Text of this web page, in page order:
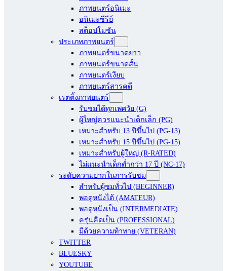
ภาพยนตร์อนิเมะ
อนิเมะซีรีย์
สต็อปโมชัน
ประเภทภาพยนตร์
ภาพยนตร์ขนาดยาว
ภาพยนตร์ขนาดสั้น
ภาพยนตร์เงียบ
ภาพยนตร์สารคดี
เรตติ้งภาพยนตร์
รับชมได้ทุกเพศวัย (G)
ผู้ใหญ่ควรแนะนำเด็กเล็ก (PG)
เหมาะสำหรับ 13 ปีขึ้นไป (PG-13)
เหมาะสำหรับ 15 ปีขึ้นไป (PG-15)
เหมาะสำหรับผู้ใหญ่ (R-RATED)
ไม่แนะนำเด็กต่ำกว่า 17 ปี (NC-17)
ระดับความยากในการรับชม
สำหรับผู้ชมทั่วไป (BEGINNER)
พอดูหนังได้ (AMATEUR)
พอดูหนังเป็น (INTERMEDIATE)
ครุ่นคิดเป็น (PROFESSIONAL)
มีด้วยความท้าทาย (VETERAN)
TWITTER
BLUESKY
YOUTUBE